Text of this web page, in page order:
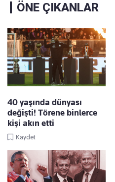
ÖNE ÇIKANLAR
40 yaşında dünyası
değişti! Törene binlerce
kişi akın etti
Kaydet